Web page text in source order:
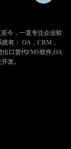
今，一直专注企业软
有： OA，CRM，
口货代FMS软件,OA
发。